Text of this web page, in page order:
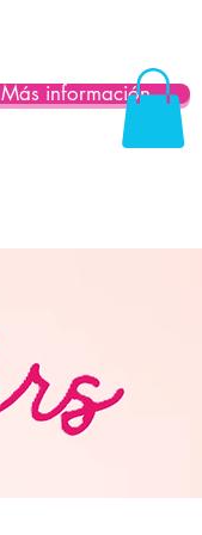
Más información